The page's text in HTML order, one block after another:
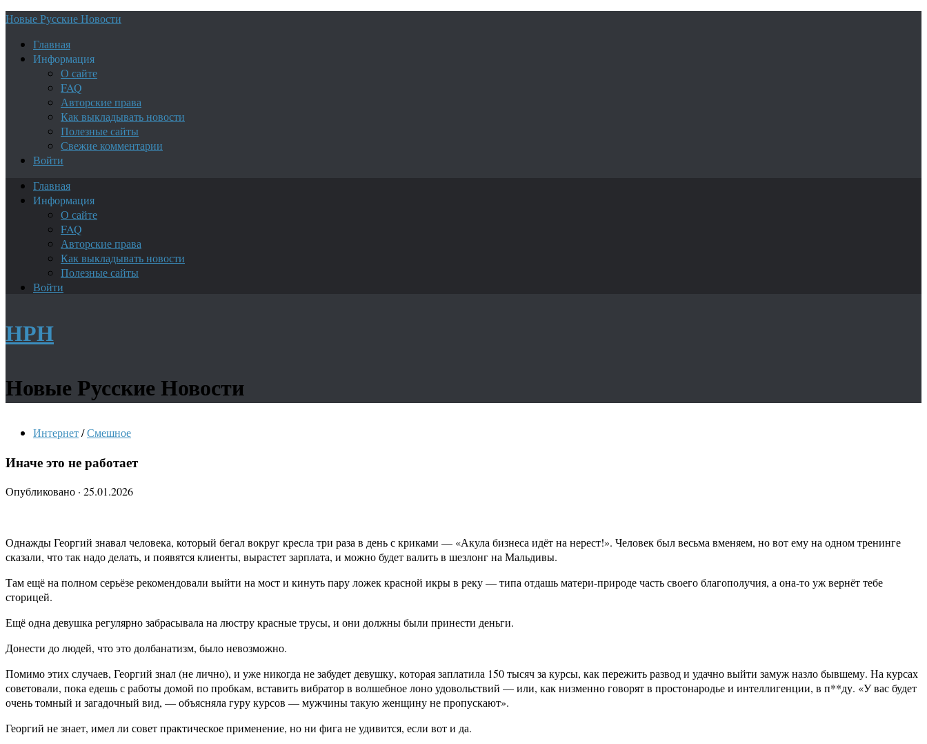
Новые Русские Новости
Главная
Информация
О сайте
FAQ
Авторские права
Как выкладывать новости
Полезные сайты
Свежие комментарии
Войти
Главная
Информация
О сайте
FAQ
Авторские права
Как выкладывать новости
Полезные сайты
Войти
НРН
Новые Русские Новости
Интернет/Смешное
Иначе это не работает
Опубликовано · 25.01.2026
Однажды Георгий знавал человека, который бегал вокруг кресла три раза в день с криками — «Акула бизнеса идёт на нерест!». Человек был весьма вменяем, но вот ему на одном тренинге
сказали, что так надо делать, и появятся клиенты, вырастет зарплата, и можно будет валить в шезлонг на Мальдивы.
Там ещё на полном серьёзе рекомендовали выйти на мост и кинуть пару ложек красной икры в реку — типа отдашь матери-природе часть своего благополучия, а она-то уж вернёт тебе
сторицей.
Ещё одна девушка регулярно забрасывала на люстру красные трусы, и они должны были принести деньги.
Донести до людей, что это долбанатизм, было невозможно.
Помимо этих случаев, Георгий знал (не лично), и уже никогда не забудет девушку, которая заплатила 150 тысяч за курсы, как пережить развод и удачно выйти замуж назло бывшему. На курсах
советовали, пока едешь с работы домой по пробкам, вставить вибратор в волшебное лоно удовольствий — или, как низменно говорят в простонародье и интеллигенции, в п**ду. «У вас будет
очень томный и загадочный вид, — объясняла гуру курсов — мужчины такую женщину не пропускают».
Георгий не знает, имел ли совет практическое применение, но ни фига не удивится, если вот и да.